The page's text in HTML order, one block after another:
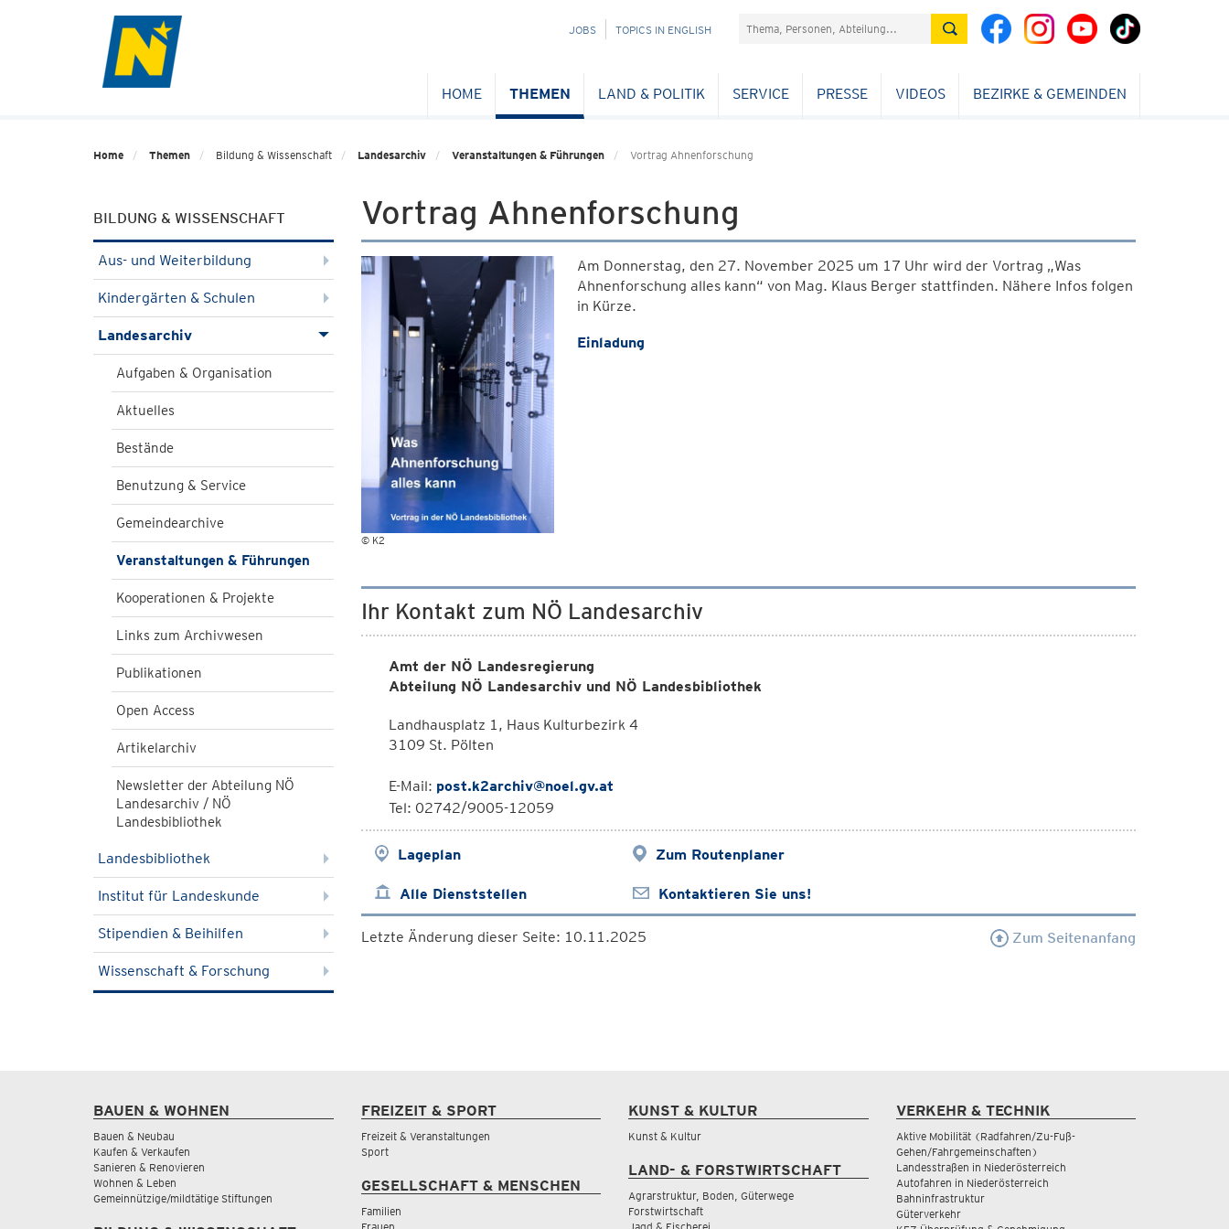
NAVIGATION
JOBS TOPICS IN ENGLISH Suchefeld
HOME THEMEN LAND & POLITIK SERVICE PRESSE VIDEOS BEZIRKE & GEMEINDEN
Home Themen Bildung & Wissenschaft Landesarchiv Veranstaltungen & Führungen Vortrag Ahnenforschung
BILDUNG & WISSENSCHAFT
Aus- und Weiterbildung
Kindergärten & Schulen
Landesarchiv
Aufgaben & Organisation
Aktuelles
Bestände
Benutzung & Service
Gemeindearchive
Veranstaltungen & Führungen
Kooperationen & Projekte
Links zum Archivwesen
Publikationen
Open Access
Artikelarchiv
Newsletter der Abteilung NÖ
Landesarchiv / NÖ
Landesbibliothek
Landesbibliothek
Institut für Landeskunde
Stipendien & Beihilfen
Wissenschaft & Forschung
Vortrag Ahnenforschung
© K2
Am Donnerstag, den 27. November 2025 um 17 Uhr wird der Vortrag „Was
Ahnenforschung alles kann“ von Mag. Klaus Berger stattfinden. Nähere Infos folgen
in Kürze.
Einladung
Ihr Kontakt zum NÖ Landesarchiv
Amt der NÖ Landesregierung
Abteilung NÖ Landesarchiv und NÖ Landesbibliothek
Landhausplatz 1, Haus Kulturbezirk 4
3109 St. Pölten
E-Mail: post.k2archiv@noel.gv.at
Tel: 02742/9005-12059
Lageplan Zum Routenplaner
Alle Dienststellen Kontaktieren Sie uns!
Letzte Änderung dieser Seite: 10.11.2025 Zum Seitenanfang
BAUEN & WOHNEN
Bauen & Neubau
Kaufen & Verkaufen
Sanieren & Renovieren
Wohnen & Leben
Gemeinnützige/mildtätige Stiftungen
FREIZEIT & SPORT
Freizeit & Veranstaltungen
Sport
GESELLSCHAFT & MENSCHEN
Familien
KUNST & KULTUR
Kunst & Kultur
LAND- & FORSTWIRTSCHAFT
Agrarstruktur, Boden, Güterwege
Forstwirtschaft
VERKEHR & TECHNIK
Aktive Mobilität (Radfahren/Zu-Fuß-
Gehen/Fahrgemeinschaften)
Landesstraßen in Niederösterreich
Autofahren in Niederösterreich
Bahninfrastruktur
Güterverkehr